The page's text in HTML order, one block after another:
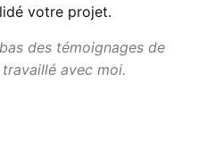
votre projet.
des témoignages de
avec moi.